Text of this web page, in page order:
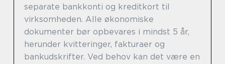
separate bankkonti og kreditkort til
virksomheden. Alle økonomiske
dokumenter bør opbevares i mindst 5 år,
herunder kvitteringer, fakturaer og
bankudskrifter. Ved behov kan det være en